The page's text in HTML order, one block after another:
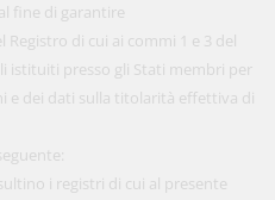
fine di garantire
di cui ai commi 1 e 3 del
istituiti presso gli Stati membri per
e dei dati sulla titolarità effettiva di
i registri di cui al presente